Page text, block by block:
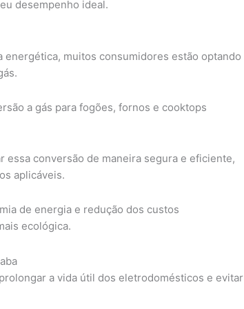
desempenho ideal.
muitos consumidores estão optando
a gás para fogões, fornos e cooktops
essa conversão de maneira segura e eficiente,
aplicáveis.
de energia e redução dos custos
ecológica.
a vida útil dos eletrodomésticos e evitar